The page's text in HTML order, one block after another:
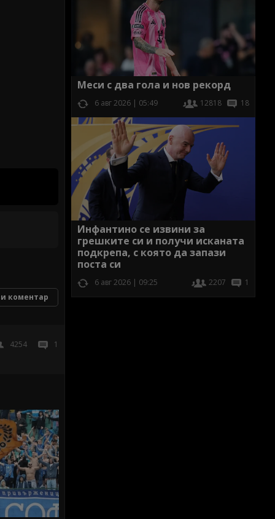
коментар
4254 1
Меси с два гола и нов рекорд
6 авг 2026 | 05:49 12818 18
Инфантино се извини за
грешките си и получи исканата
подкрепа, с която да запази
поста си
6 авг 2026 | 09:25 2207 1